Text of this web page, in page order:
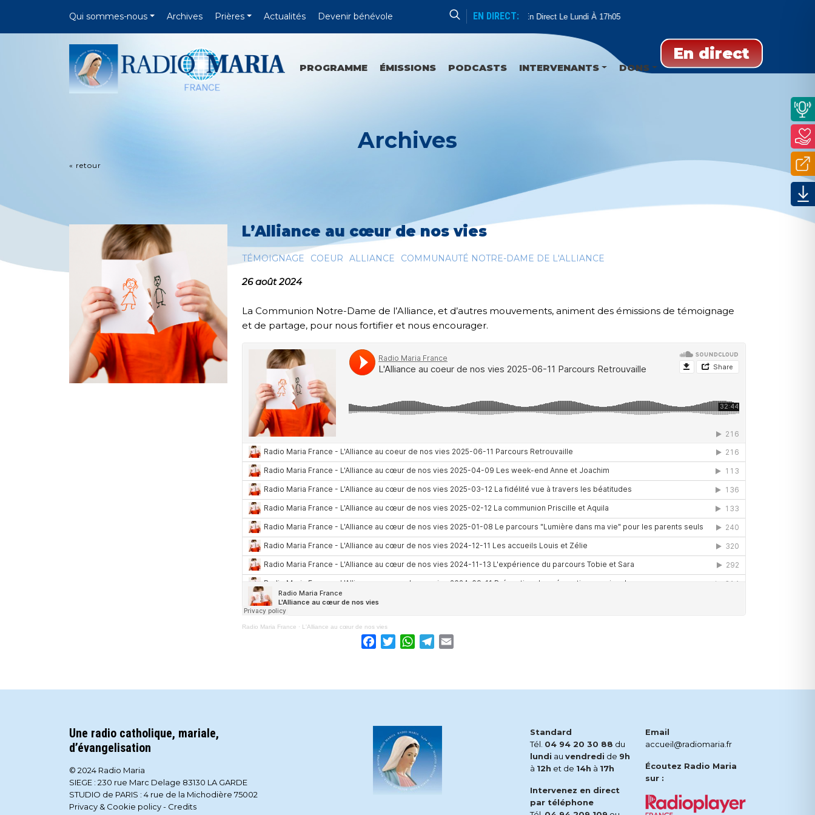
Qui sommes-nous Archives Prières Actualités Devenir bénévole EN DIRECT:
Sanctuaires Et Communautés En Direct Le Lundi À 17h05
En direct
PROGRAMME ÉMISSIONS PODCASTS INTERVENANTS DONS
Archives
« retour
L’Alliance au cœur de nos vies
TÉMOIGNAGE COEUR ALLIANCE COMMUNAUTÉ NOTRE-DAME DE L'ALLIANCE
26 août 2024
La Communion Notre-Dame de l’Alliance, et d’autres mouvements, animent des émissions de témoignage
et de partage, pour nous fortifier et nous encourager.
Radio Maria France · L'Alliance au cœur de nos vies
Facebook
TwitterWhatsApp
Telegram
Une radio catholique, mariale,
d’évangelisation
© 2024 Radio Maria
SIEGE : 230 rue Marc Delage 83130 LA GARDE
STUDIO de PARIS : 4 rue de la Michodière 75002
Privacy & Cookie policy- Credits
Standard
Tél. 04 94 20 30 88 du
lundi au vendredi de 9h
à 12h et de 14h à 17h
Intervenez en direct
par téléphone
Email
accueil@radiomaria.fr
Écoutez Radio Maria
sur :